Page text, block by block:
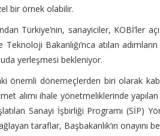
bir örnek olabilir.
Türkiye’nin, sanayiciler, KOBİ’ler
Teknoloji Bakanlığı’nca atılan
yerleşmesi bekleniyor.
önemli dönemeçlerden biri olarak
alımı ihale yönetmeliklerinde
Sanayi İşbirliği Programı (SİP)
taraflar, Başbakanlık’ın onayını